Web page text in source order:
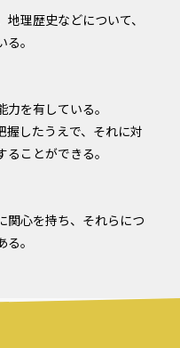
理歴史などについて、
。
を有している。
握したうえで、それに対
ことができる。
関心を持ち、それらにつ
。